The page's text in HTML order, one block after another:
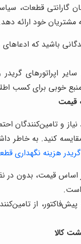
گارانتی قطعات،
خود ارائه
باشید که
سایر اپراتورهای
خوبی برای کسب
قیمت
و تامین‌کنندگان
کنید. به خاطر
هزینه نگهداری
قیمت، بدون در
است.
از
کالا